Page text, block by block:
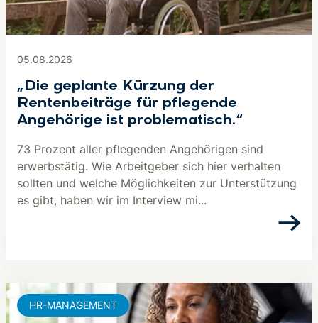
05.08.2026
„Die geplante Kürzung der
Rentenbeiträge für pflegende
Angehörige ist problematisch.“
73 Prozent aller pflegenden Angehörigen sind
erwerbstätig. Wie Arbeitgeber sich hier verhalten
sollten und welche Möglichkeiten zur Unterstützung
es gibt, haben wir im Interview mi...
HR-MANAGEMENT